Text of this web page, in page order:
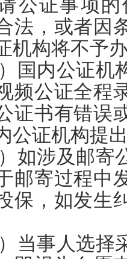
公证事项
法，或者因
机构将不予
）国内公证
频公证全程
证书有错误
公证机构提
）如涉及邮
邮寄过程中
保，如发生
）当事人选